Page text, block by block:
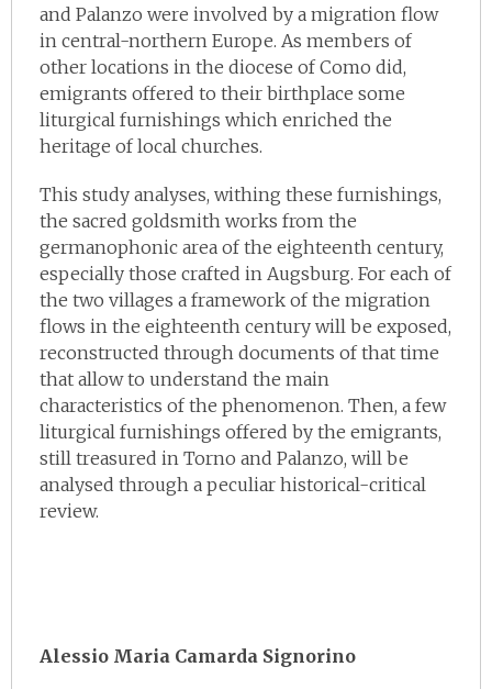
and Palanzo were involved by a migration flow
in central-northern Europe. As members of
other locations in the diocese of Como did,
emigrants offered to their birthplace some
liturgical furnishings which enriched the
heritage of local churches.
This study analyses, withing these furnishings,
the sacred goldsmith works from the
germanophonic area of the eighteenth century,
especially those crafted in Augsburg. For each of
the two villages a framework of the migration
flows in the eighteenth century will be exposed,
reconstructed through documents of that time
that allow to understand the main
characteristics of the phenomenon. Then, a few
liturgical furnishings offered by the emigrants,
still treasured in Torno and Palanzo, will be
analysed through a peculiar historical-critical
review.
Alessio Maria Camarda Signorino